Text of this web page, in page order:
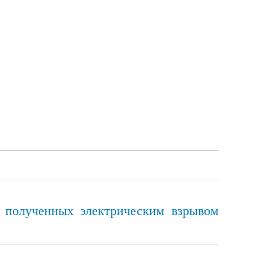
электрическим взрывом